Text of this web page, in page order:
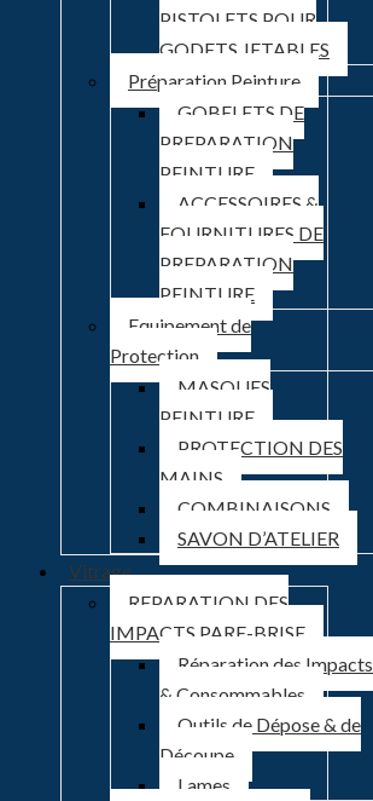
PISTOLETS POUR
GODETS JETABLES
Préparation Peinture
GOBELETS DE
PREPARATION
PEINTURE
ACCESSOIRES &
FOURNITURES DE
PREPARATION
PEINTURE
Equipement de
Protection
MASQUES
PEINTURE
PROTECTION DES
MAINS
COMBINAISONS
SAVON D’ATELIER
Vitrage
REPARATION DES
IMPACTS PARE-BRISE
Réparation des Impacts
& Consommables
Outils de Dépose & de
Découpe
Lames